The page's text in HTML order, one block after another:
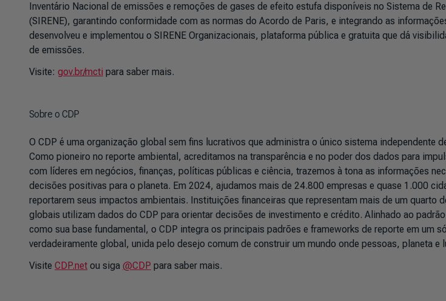
Inventário Nacional de emissões e remoções de gases de efeito estufa disponíveis no Sistema de
(SIRENE), garantindo conformidade com as normas do Acordo de Paris, e integrando as
desenvolveu e implementou o SIRENE Organizacionais, plataforma pública e gratuita que dá
de emissões.
Visite: gov.br/mcti para saber mais.
Sobre o CDP
O CDP é uma organização global sem fins lucrativos que administra o único sistema independente
Como pioneiro no reporte ambiental, acreditamos na transparência e no poder dos dados para
com líderes em negócios, finanças, políticas públicas e ciência, trazemos à tona as informações
decisões positivas para o planeta. Em 2024, ajudamos mais de 24.800 empresas e quase 1.000
reportarem seus impactos ambientais. Instituições financeiras que representam mais de um quarto
globais utilizam dados do CDP para orientar decisões de investimento e crédito. Alinhado ao
como sua base fundamental, o CDP integra os principais padrões e frameworks de reporte em um
verdadeiramente global, unida pelo desejo comum de construir um mundo onde pessoas, planeta e
Visite CDP.net ou siga @CDP para saber mais.